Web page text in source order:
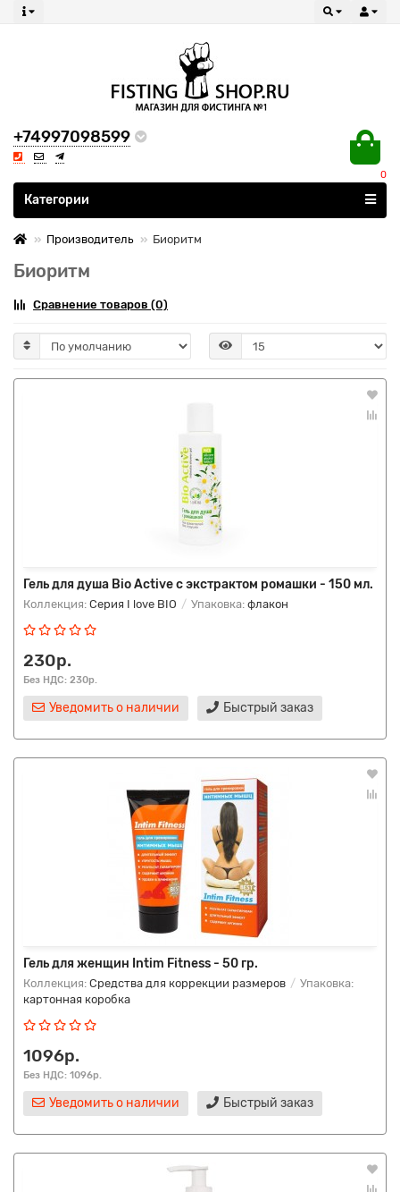
+74997098599
0
Все категории
Категории
Производитель Биоритм
Биоритм
Сравнение товаров (0)
Гель для душа Bio Active с экстрактом ромашки - 150 мл.
Коллекция: Серия I love BIO Упаковка: флакон
230р.
Без НДС: 230р.
Уведомить о наличии Быстрый заказ
Гель для женщин Intim Fitness - 50 гр.
Коллекция: Средства для коррекции размеров
Упаковка:
картонная коробка
1096р.
Без НДС: 1096р.
Уведомить о наличии Быстрый заказ